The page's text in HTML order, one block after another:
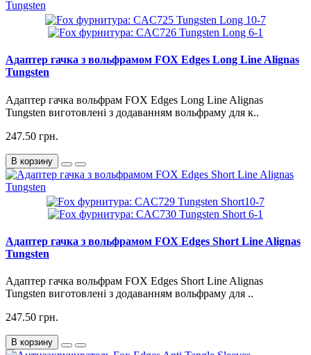
Адаптер гачка з вольфрамом FOX Edges Long Line Alignas
Tungsten
Адаптер гачка вольфрам FOX Edges Long Line Alignas
Tungsten виготовлені з додаванням вольфраму для к..
247.50 грн.
В корзину
Адаптер гачка з вольфрамом FOX Edges Short Line Alignas
Tungsten
Адаптер гачка вольфрам FOX Edges Short Line Alignas
Tungsten виготовлені з додаванням вольфраму для ..
247.50 грн.
В корзину